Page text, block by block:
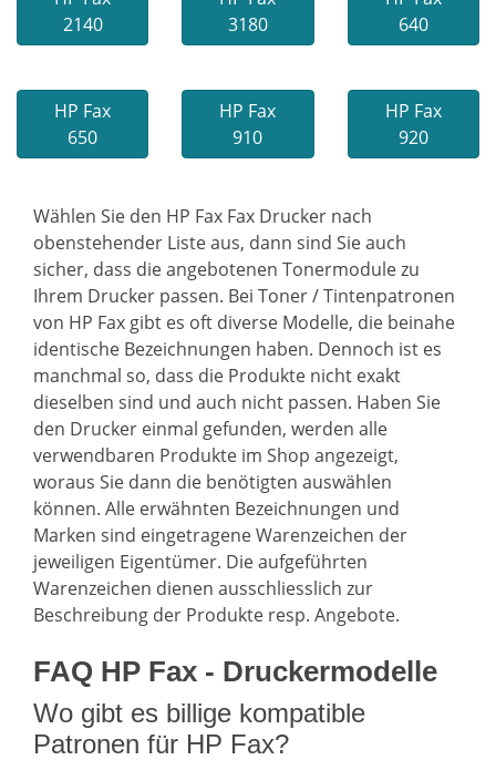
2140
3180
640
HP Fax
650
HP Fax
910
HP Fax
920
Wählen Sie den HP Fax Fax Drucker nach
obenstehender Liste aus, dann sind Sie auch
sicher, dass die angebotenen Tonermodule zu
Ihrem Drucker passen. Bei Toner / Tintenpatronen
von HP Fax gibt es oft diverse Modelle, die beinahe
identische Bezeichnungen haben. Dennoch ist es
manchmal so, dass die Produkte nicht exakt
dieselben sind und auch nicht passen. Haben Sie
den Drucker einmal gefunden, werden alle
verwendbaren Produkte im Shop angezeigt,
woraus Sie dann die benötigten auswählen
können. Alle erwähnten Bezeichnungen und
Marken sind eingetragene Warenzeichen der
jeweiligen Eigentümer. Die aufgeführten
Warenzeichen dienen ausschliesslich zur
Beschreibung der Produkte resp. Angebote.
FAQ HP Fax - Druckermodelle
Wo gibt es billige kompatible
Patronen für HP Fax?